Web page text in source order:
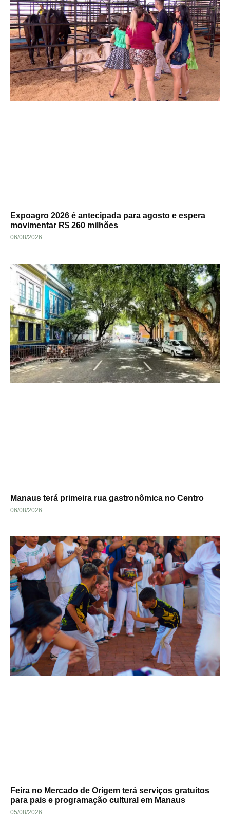
Expoagro 2026 é antecipada para agosto e espera
movimentar R$ 260 milhões
06/08/2026
Manaus terá primeira rua gastronômica no Centro
06/08/2026
Feira no Mercado de Origem terá serviços gratuitos
para pais e programação cultural em Manaus
05/08/2026